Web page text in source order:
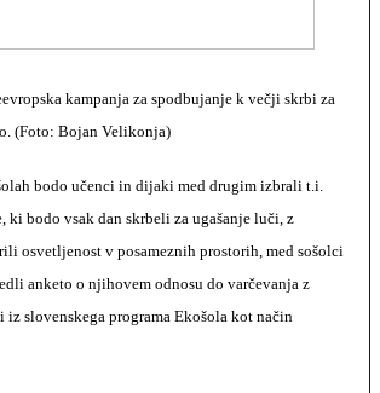
kampanja za spodbujanje k večji skrbi za
(Foto: Bojan Velikonja)
bodo učenci in dijaki med drugim izbrali t.i.
ki bodo vsak dan skrbeli za ugašanje luči, z
osvetljenost v posameznih prostorih, med sošolci
anketo o njihovem odnosu do varčevanja z
iz slovenskega programa Ekošola kot način